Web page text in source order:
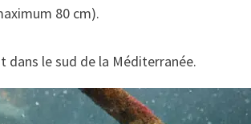
80 cm).
dans le sud de la Méditerranée.